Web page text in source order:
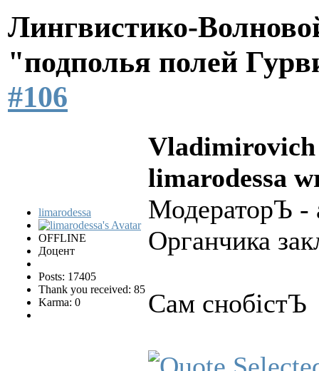
Лингвистико-
"подполья полей
#106
limarodessa
OFFLINE
Доцент
Posts: 17405
Thank you received: 85
Karma: 0
limarodessa
МодераторЪ -
Органчика
Сам снобістЪ